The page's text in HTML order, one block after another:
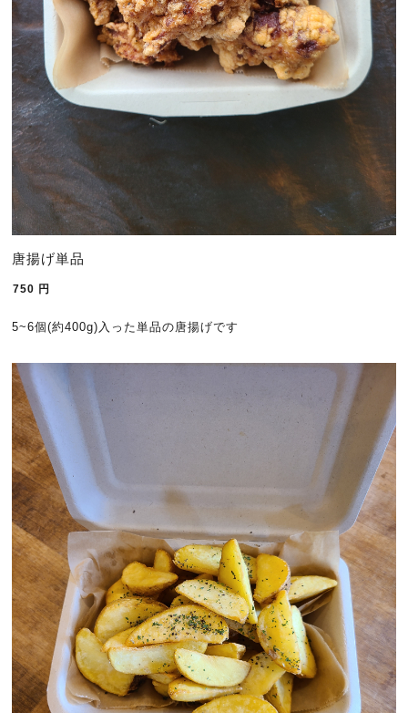
唐揚げ単品
750 円
5~6個(約400g)入った単品の唐揚げです